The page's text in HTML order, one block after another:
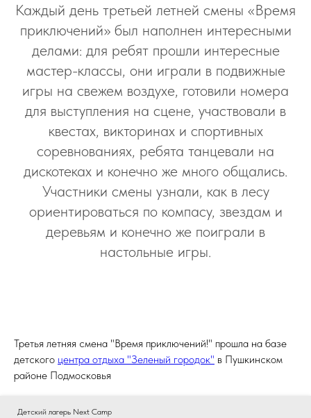
Каждый день третьей летней смены «Время
приключений» был наполнен интересными
делами: для ребят прошли интересные
мастер-классы, они играли в подвижные
игры на свежем воздухе, готовили номера
для выступления на сцене, участвовали в
квестах, викторинах и спортивных
соревнованиях, ребята танцевали на
дискотеках и конечно же много общались.
Участники смены узнали, как в лесу
ориентироваться по компасу, звездам и
деревьям и конечно же поиграли в
настольные игры.
Третья летняя смена "Время приключений!" прошла на базе
детского центра отдыха "Зеленый городок" в Пушкинском
районе Подмосковья
Детский лагерь Next Camp